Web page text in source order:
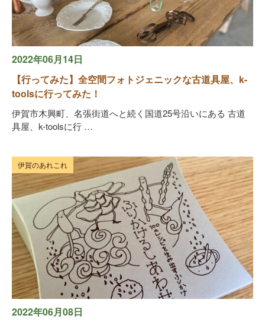
2022年06月14日
【行ってみた】全空間フォトジェニックな古道具屋、k-
toolsに行ってみた！
伊賀市木興町、名張街道へと続く国道25号沿いにある 古道
具屋、k-toolsに行 …
伊賀のあれこれ
2022年06月08日